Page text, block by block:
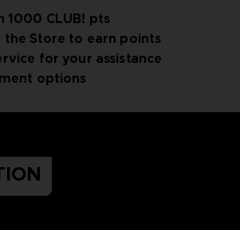
1000 CLUB! pts
the Store to earn points
for your assistance
options